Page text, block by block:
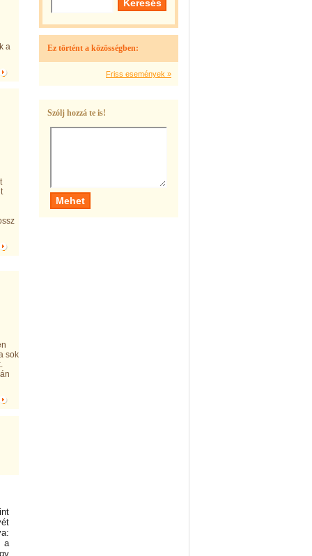
a
sok
a
Ez történt a közösségben:
Friss események »
Szólj hozzá te is!